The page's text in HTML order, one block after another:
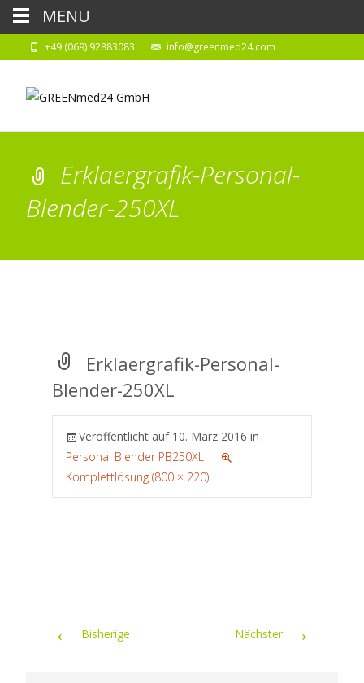
+49 (069) 92883083 info@greenmed24.com
Erklaergrafik-Personal-
Blender-250XL
Erklaergrafik-Personal-
Blender-250XL
Veröffentlicht auf 10. März 2016 in
Personal Blender PB250XL
Komplettlösung (800 × 220)
← Bisherige Nächster →
MENU